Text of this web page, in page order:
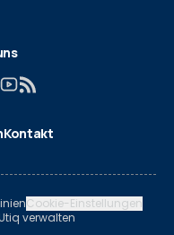
Kontakt
Cookie-Einstellungen
verwalten